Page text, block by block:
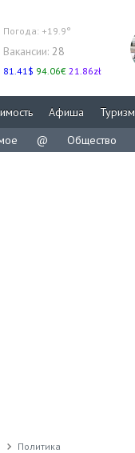
Погода: +19.9°
Вакансии: 28
81.41$ 94.06€ 21.86zł
Афиша Туризм
@ Общество
Политика